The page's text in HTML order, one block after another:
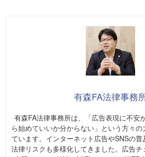
有森FA法律事務
有森FA法律事務所は、「広告表現に不安
ら始めていいか分からない」という方々の
ています。インターネット広告やSNSの
法律リスクも多様化してきました。広告チ